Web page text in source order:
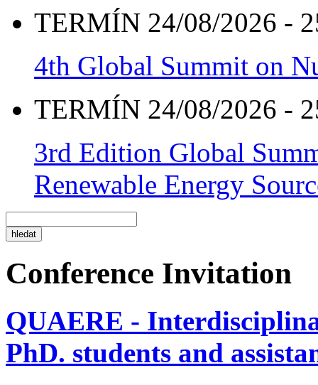
TERMÍN 24/08/2026 -
4th Global Summit on
TERMÍN 24/08/2026 -
3rd Edition Global
Renewable Energy
Conference Invitation
QUAERE -
PhD. students and